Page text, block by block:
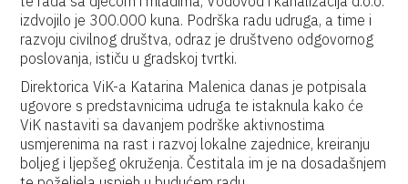
izdvojilo je 300.000 kuna. Podrška radu udruga, a time i
razvoju civilnog društva, odraz je društveno odgovornog
poslovanja, ističu u gradskoj tvrtki.
Direktorica ViK-a Katarina Malenica danas je potpisala
ugovore s predstavnicima udruga te istaknula kako će
ViK nastaviti sa davanjem podrške aktivnostima
usmjerenima na rast i razvoj lokalne zajednice, kreiranju
boljeg i ljepšeg okruženja. Čestitala im je na dosadašnjem